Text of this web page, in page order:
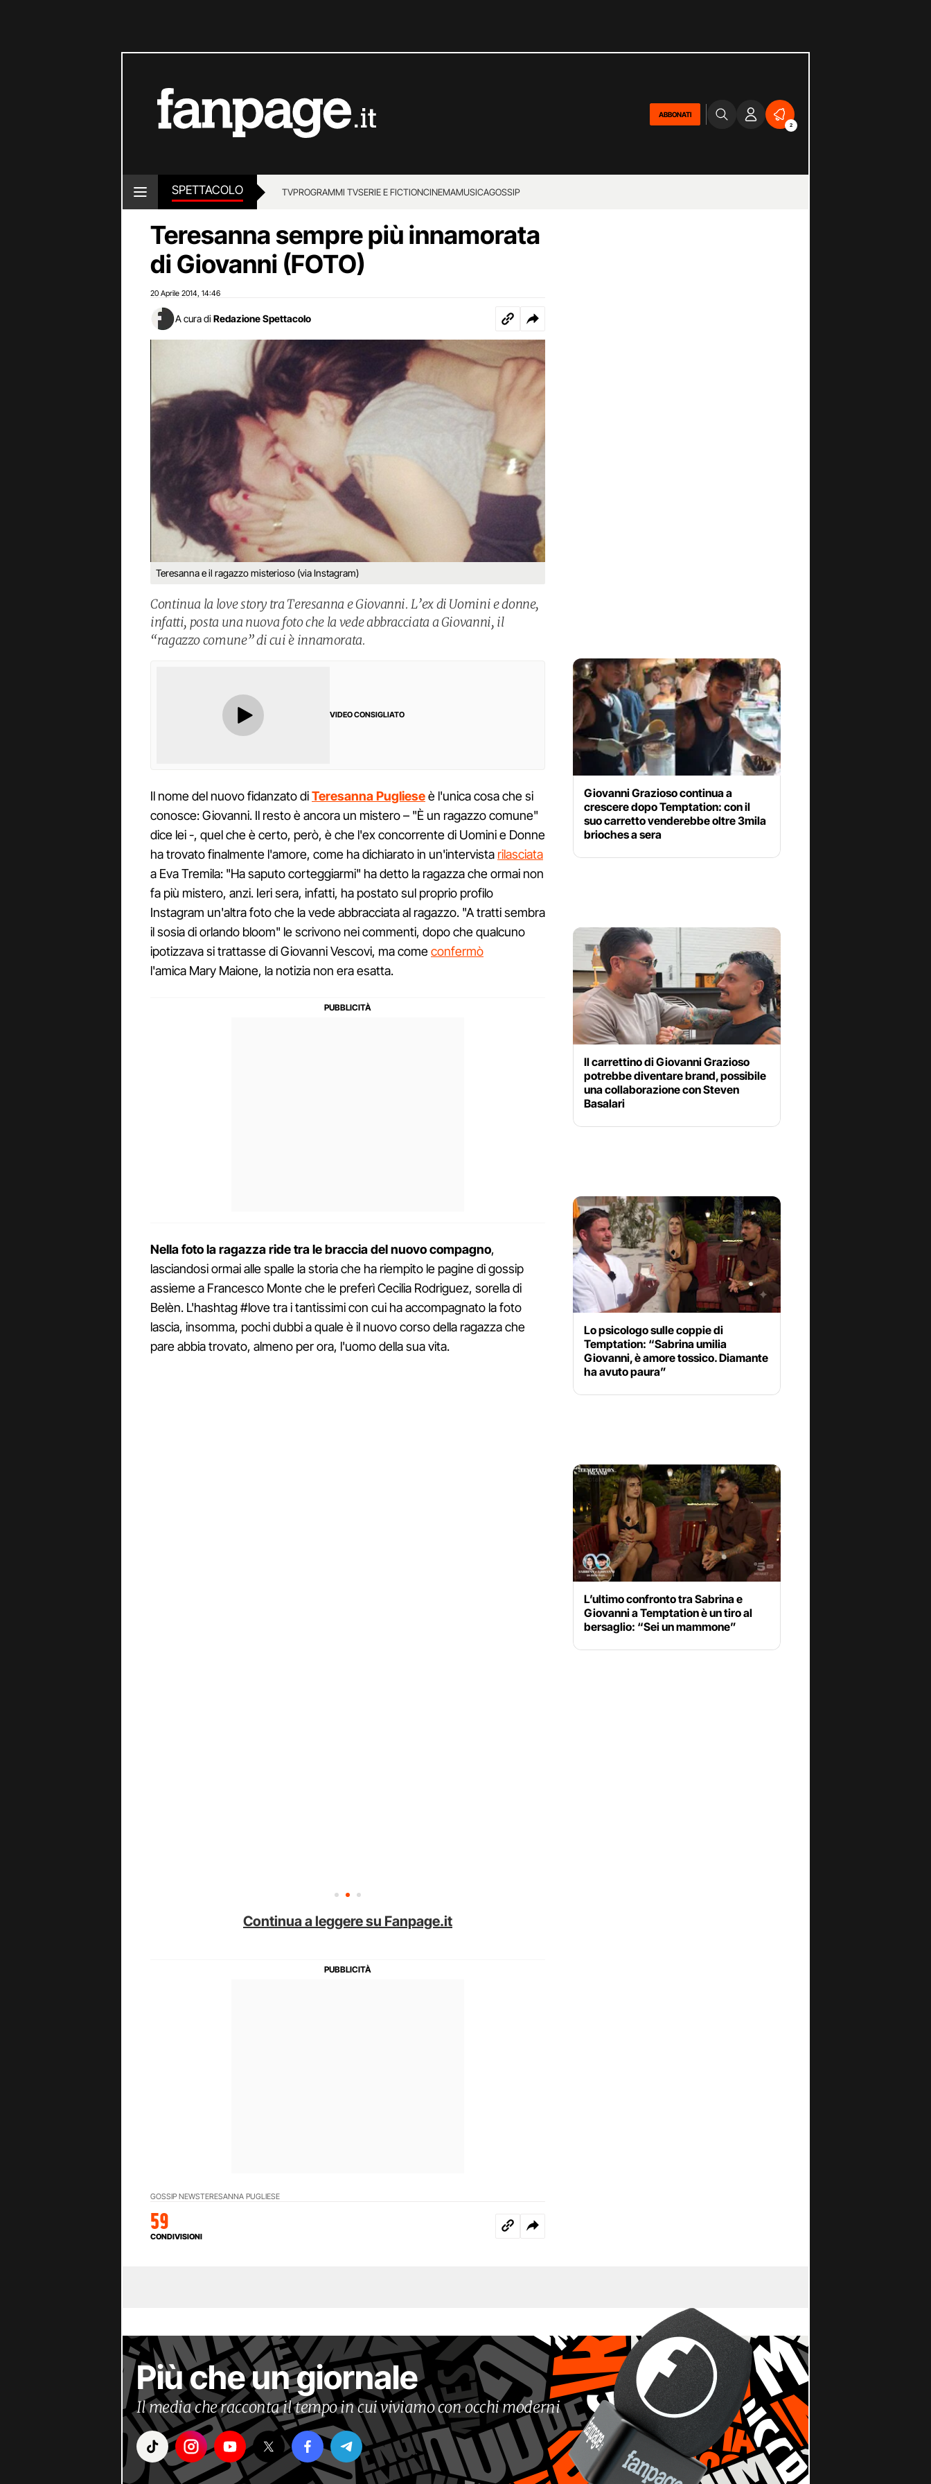
ABBONATI
2
SPETTACOLO TVPROGRAMMI TVSERIE E FICTIONCINEMAMUSICAGOSSIP
Teresanna sempre più innamorata
di Giovanni (FOTO)
20 Aprile 2014 14:46
A cura di Redazione Spettacolo
Teresanna e il ragazzo misterioso (via Instagram)
Continua la love story tra Teresanna e Giovanni. L’ex di Uomini e donne,
infatti, posta una nuova foto che la vede abbracciata a Giovanni, il
“ragazzo comune” di cui è innamorata.
VIDEO CONSIGLIATO
Il nome del nuovo fidanzato diTeresanna Puglieseè l'unica cosa che si
conosce: Giovanni. Il resto è ancora un mistero – "È un ragazzo comune"
dice lei -, quel che è certo, però, è che l'ex concorrente di Uomini e Donne
ha trovato finalmente l'amore, come ha dichiarato in un'intervista rilasciata
a Eva Tremila: "Ha saputo corteggiarmi" ha detto la ragazza che ormai non
fa più mistero, anzi. Ieri sera, infatti, ha postato sul proprio profilo
Instagram un'altra foto che la vede abbracciata al ragazzo. "A tratti sembra
il sosia di orlando bloom" le scrivono nei commenti, dopo che qualcuno
ipotizzava si trattasse di Giovanni Vescovi, ma comeconfermò
l'amica Mary Maione, la notizia non era esatta.
Nella foto la ragazza ride tra le braccia del nuovo compagno,
lasciandosi ormai alle spalle la storia che ha riempito le pagine di gossip
assieme a Francesco Monte che le preferì Cecilia Rodriguez, sorella di
Belèn. L'hashtag #love tra i tantissimi con cui ha accompagnato la foto
lascia, insomma, pochi dubbi a quale è il nuovo corso della ragazza che
pare abbia trovato, almeno per ora, l'uomo della sua vita.
Continua a leggere su Fanpage.it
GOSSIP NEWSTERESANNA PUGLIESE
59
CONDIVISIONI
Giovanni Grazioso continua a
crescere dopo Temptation: con il
suo carretto venderebbe oltre 3mila
brioches a sera
Il carrettino di Giovanni Grazioso
potrebbe diventare brand, possibile
una collaborazione con Steven
Basalari
Lo psicologo sulle coppie di
Temptation: “Sabrina umilia
Giovanni, è amore tossico. Diamante
ha avuto paura”
L’ultimo confronto tra Sabrina e
Giovanni a Temptation è un tiro al
bersaglio: “Sei un mammone”
Più che un giornale
Il media che racconta il tempo in cui viviamo con occhi moderni